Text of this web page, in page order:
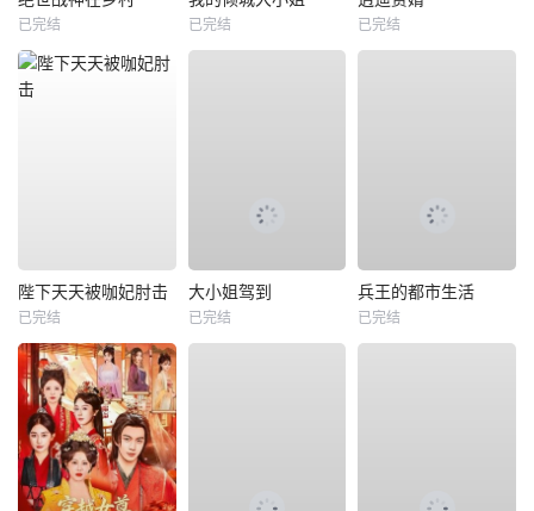
已完结 已完结 已完结
陛下天天被咖妃肘击
已完结
大小姐驾到
已完结
兵王的都市生活
已完结